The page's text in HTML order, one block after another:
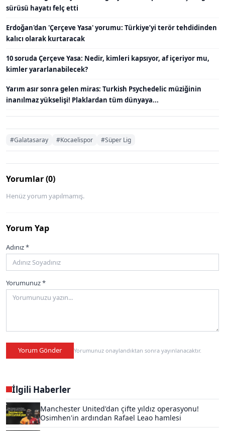
sürüsü hayatı felç etti
Erdoğan'dan 'Çerçeve Yasa' yorumu: Türkiye’yi terör tehdidinden
kalıcı olarak kurtaracak
10 soruda Çerçeve Yasa: Nedir, kimleri kapsıyor, af içeriyor mu,
kimler yararlanabilecek?
Yarım asır sonra gelen miras: Turkish Psychedelic müziğinin
inanılmaz yükselişi! Plaklardan tüm dünyaya...
#Galatasaray #Kocaelispor #Süper Lig
Yorumlar (0)
Henüz yorum yapılmamış.
Yorum Yap
Adınız *
Yorumunuz *
Yorum Gönder Yorumunuz onaylandıktan sonra yayınlanacaktır.
İlgili Haberler
Manchester United'dan çifte yıldız operasyonu!
Osimhen'in ardından Rafael Leao hamlesi